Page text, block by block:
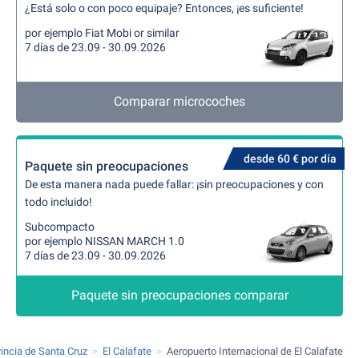
¿Está solo o con poco equipaje? Entonces, ¡es suficiente!
por ejemplo Fiat Mobi or similar
7 días de 23.09 - 30.09.2026
Comparar microcoches
desde 60 € por día
Paquete sin preocupaciones
De esta manera nada puede fallar: ¡sin preocupaciones y con
todo incluido!
Subcompacto
por ejemplo NISSAN MARCH 1.0
7 días de 23.09 - 30.09.2026
Paquete sin preocupaciones comparar
de Santa Cruz El Calafate Aeropuerto Internacional de El Calafate